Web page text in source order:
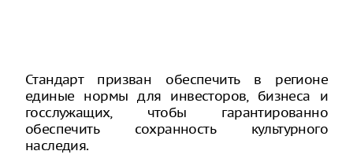
Стандарт призван обеспечить в регионе
единые нормы для инвесторов, бизнеса и
госслужащих, чтобы гарантированно
обеспечить сохранность культурного
наследия.